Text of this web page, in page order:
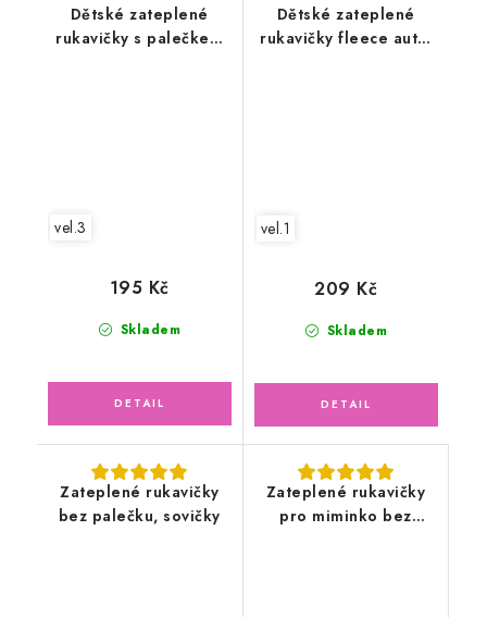
Dětské zateplené
rukavičky s palečkem
vel.3
Skladem
195 Kč
Dětské zateplené
rukavičky fleece auta,
vel.1
Skladem
209 Kč
Zateplené rukavičky
bez palečku, sovičky
Zateplené rukavičky
pro miminko bez